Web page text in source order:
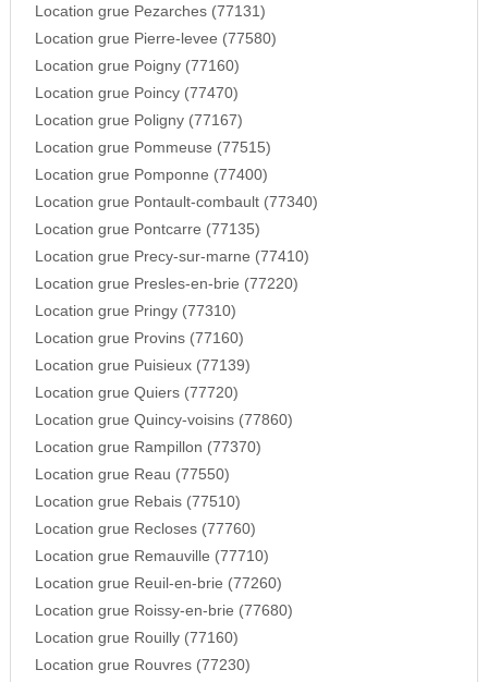
Location grue Pezarches (77131)
Location grue Pierre-levee (77580)
Location grue Poigny (77160)
Location grue Poincy (77470)
Location grue Poligny (77167)
Location grue Pommeuse (77515)
Location grue Pomponne (77400)
Location grue Pontault-combault (77340)
Location grue Pontcarre (77135)
Location grue Precy-sur-marne (77410)
Location grue Presles-en-brie (77220)
Location grue Pringy (77310)
Location grue Provins (77160)
Location grue Puisieux (77139)
Location grue Quiers (77720)
Location grue Quincy-voisins (77860)
Location grue Rampillon (77370)
Location grue Reau (77550)
Location grue Rebais (77510)
Location grue Recloses (77760)
Location grue Remauville (77710)
Location grue Reuil-en-brie (77260)
Location grue Roissy-en-brie (77680)
Location grue Rouilly (77160)
Location grue Rouvres (77230)